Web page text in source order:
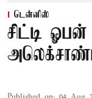
டென்னிஸ்
சிட்டி